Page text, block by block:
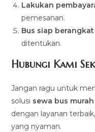
Lakukan
pemesanan.
Bus siap berangkat
ditentukan.
Hubungi Kami
Jangan ragu untuk
solusi sewa bus
dengan layanan
yang nyaman.